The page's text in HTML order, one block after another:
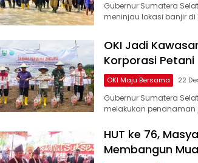
Gubernur Sumatera
meninjau lokasi banjir di
OKI Jadi
Korporasi Petani
OKI Maju Bersama 22
Gubernur Sumatera
melakukan penanaman
HUT ke 76,
Membangun